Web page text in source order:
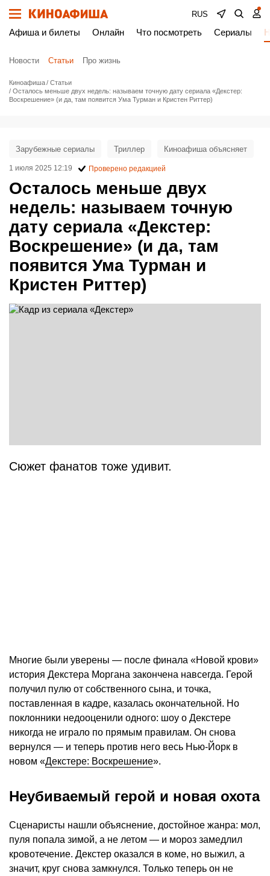
RUS
Афиша и билеты Онлайн Что посмотреть Сериалы
Новости Статьи Про жизнь
Киноафиша
Статьи
Осталось меньше двух недель: называем точную дату сериала «Декстер:
Воскрешение» (и да, там появится Ума Турман и Кристен Риттер)
Осталось меньше двух
недель: называем точную
дату сериала «Декстер:
Воскрешение» (и да, там
появится Ума Турман и
Кристен Риттер)
Зарубежные сериалы Триллер Киноафиша объясняет
1 июля 2025 12:19 Проверено редакцией
Сюжет фанатов тоже удивит.
Многие были уверены — после финала «Новой крови»
история Декстера Моргана закончена навсегда. Герой
получил пулю от собственного сына, и точка,
поставленная в кадре, казалась окончательной. Но
поклонники недооценили одного: шоу о Декстере
никогда не играло по прямым правилам. Он снова
вернулся — и теперь против него весь Нью-Йорк в
новом «Декстере: Воскрешение».
Неубиваемый герой и новая охота
Сценаристы нашли объяснение, достойное жанра: мол,
пуля попала зимой, а не летом — и мороз замедлил
кровотечение. Декстер оказался в коме, но выжил, а
значит, круг снова замкнулся. Только теперь он не